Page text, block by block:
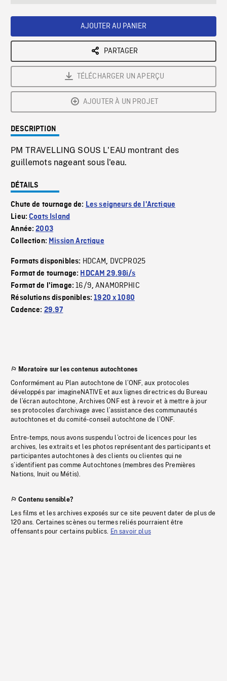
AJOUTER AU PANIER
PARTAGER
TÉLÉCHARGER UN APERÇU
AJOUTER À UN PROJET
DESCRIPTION
PM TRAVELLING SOUS L'EAU montrant des
guillemots nageant sous l'eau.
DÉTAILS
Chute de tournage de: Les seigneurs de l'Arctique
Lieu:Coats Island
Année:2003
Collection: Mission Arctique
Formats disponibles: HDCAM, DVCPRO25
Format de tournage: HDCAM 29.98i/s
Format de l'image:16/9,ANAMORPHIC
Résolutions disponibles:1920 x 1080
Cadence: 29.97
Moratoire sur les contenus autochtones
Conformément au Plan autochtone de l’ONF, aux protocoles
développés par imagineNATIVE et aux lignes directrices du Bureau
de l’écran autochtone, Archives ONF est à revoir et à mettre à jour
ses protocoles d’archivage avec l’assistance des communautés
autochtones et du comité-conseil autochtone de l’ONF.
Entre-temps, nous avons suspendu l’octroi de licences pour les
archives, les extraits et les photos représentant des participants et
participantes autochtones à des clients ou clientes qui ne
s’identifient pas comme Autochtones (membres des Premières
Nations, Inuit ou Métis).
Contenu sensible?
Les films et les archives exposés sur ce site peuvent dater de plus de
120 ans. Certaines scènes ou termes reliés pourraient être
offensants pour certains publics. En savoir plus